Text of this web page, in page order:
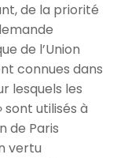
de la priorité
de l’Union
connues dans
lesquels les
utilisés à
de Paris
vertu